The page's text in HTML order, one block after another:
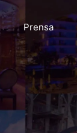
Prensa